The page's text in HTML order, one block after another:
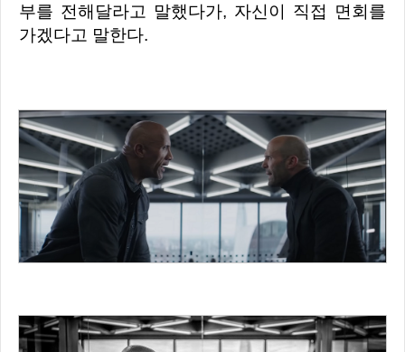
부를 전해달라고 말했다가, 자신이 직접 면회를
가겠다고 말한다.